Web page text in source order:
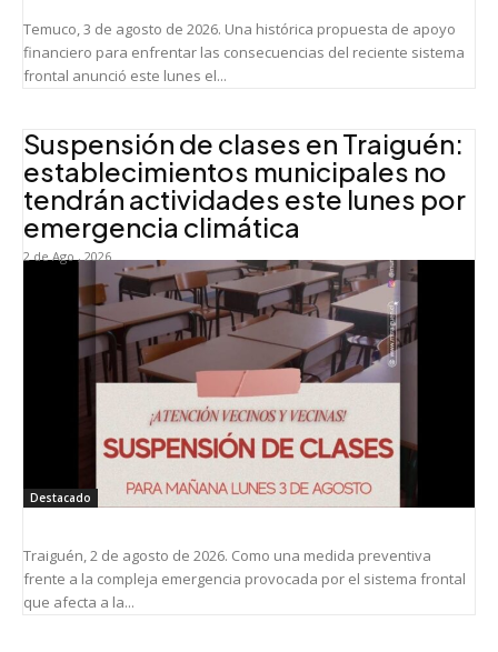
Temuco, 3 de agosto de 2026. Una histórica propuesta de apoyo
financiero para enfrentar las consecuencias del reciente sistema
frontal anunció este lunes el...
Suspensión de clases en Traiguén:
establecimientos municipales no
tendrán actividades este lunes por
emergencia climática
2 de Ago , 2026
Destacado
Traiguén, 2 de agosto de 2026. Como una medida preventiva
frente a la compleja emergencia provocada por el sistema frontal
que afecta a la...